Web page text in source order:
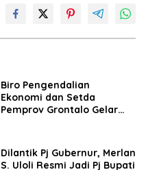
Biro Pengendalian
Ekonomi dan Setda
Pemprov Grontalo Gelar
dan Keuangan 2024
Dilantik Pj Gubernur, Merlan
S. Uloli Resmi Jadi Pj Bupati